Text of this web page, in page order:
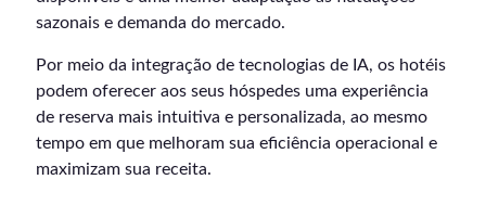
sazonais e demanda do mercado.
Por meio da integração de tecnologias de IA, os hotéis
podem oferecer aos seus hóspedes uma experiência
de reserva mais intuitiva e personalizada, ao mesmo
tempo em que melhoram sua eficiência operacional e
maximizam sua receita.